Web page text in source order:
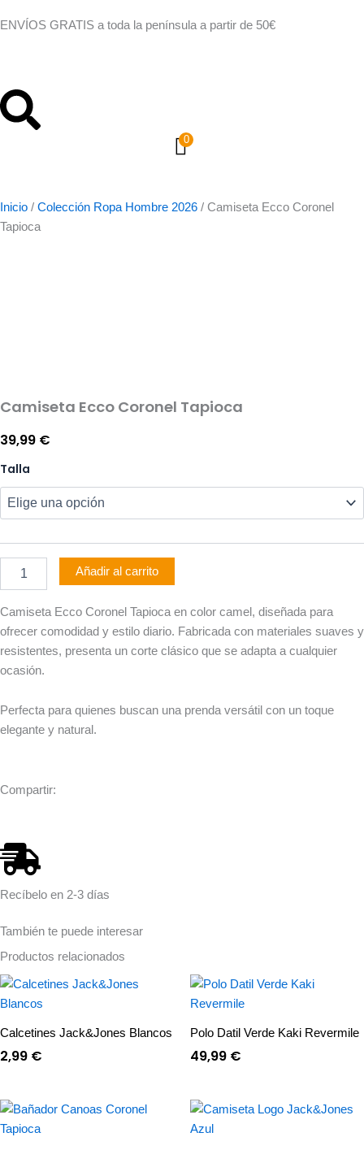
al
ENVÍOS GRATIS a toda la península a partir de 50€
0
Inicio / Colección Ropa Hombre 2026 / Camiseta Ecco Coronel
Tapioca
Camiseta Ecco Coronel Tapioca
39,99 €
Talla
Camiseta
Coronel
Tapioca
Añadir al carrito
Camiseta Ecco Coronel Tapioca en color camel, diseñada para
ofrecer comodidad y estilo diario. Fabricada con materiales suaves y
resistentes, presenta un corte clásico que se adapta a cualquier
ocasión.
Perfecta para quienes buscan una prenda versátil con un toque
elegante y natural.
Compartir:
Recíbelo en 2-3 días
También te puede interesar
Productos relacionados
Calcetines Jack&Jones Blancos
2,99 €
Polo Datil Verde Kaki Revermile
49,99 €